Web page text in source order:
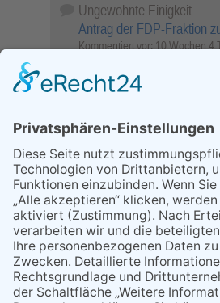
Ungewohnte Einigkeit
Antrag der FDP-Fraktion
Kommentiert vor: 10 Wochen 4
Objekt …
Kommentiert vor: 25 Wochen 5
Sperrung für
Wellen
Sperrung der Stillgewässer
Kommentiert vor:1 Jahr 50
Literarischer Rückblick
Alte Schule
Kommentiert vor:3 Jahre 18
Abschaltung der
Abschaltung der